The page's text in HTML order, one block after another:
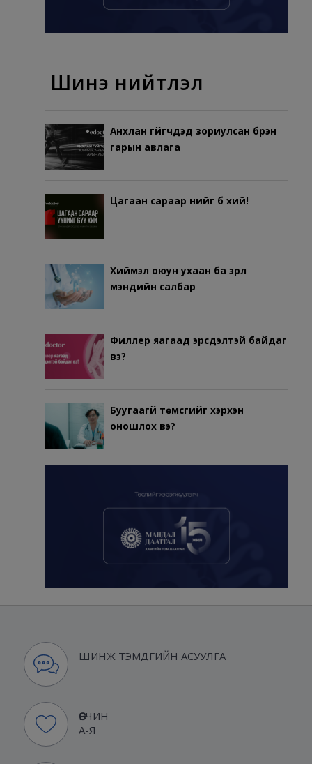
Шинэ нийтлэл
Анхлан гүйгчдэд зориулсан бүрэн
гарын авлага
Цагаан сараар үүнийг бүү хий!
Хиймэл оюун ухаан ба эрүүл
мэндийн салбар
Филлер яагаад эрсдэлтэй байдаг
вэ?
Буугаагүй төмсгийг хэрхэн
оношлох вэ?
ШИНЖ ТЭМДГИЙН АСУУЛГА
ӨВЧИН
А-Я